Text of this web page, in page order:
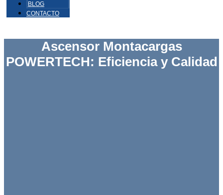
BLOG
CONTACTO
Ascensor Montacargas
POWERTECH: Eficiencia y Calidad